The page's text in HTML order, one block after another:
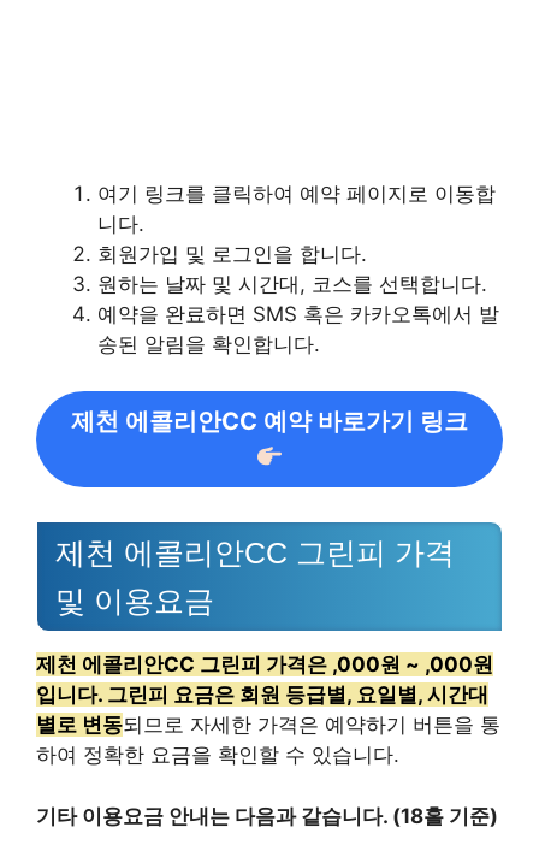
여기 링크를 클릭하여 예약 페이지로 이동합
니다.
회원가입 및 로그인을 합니다.
원하는 날짜 및 시간대, 코스를 선택합니다.
예약을 완료하면 SMS 혹은 카카오톡에서 발
송된 알림을 확인합니다.
제천 에콜리안CC 예약 바로가기 링크
제천 에콜리안CC 그린피 가격
및 이용요금
제천 에콜리안CC 그린피 가격은 ,000원 ~ ,000원
입니다. 그린피 요금은 회원 등급별, 요일별, 시간대
별로 변동되므로 자세한 가격은 예약하기 버튼을 통
하여 정확한 요금을 확인할 수 있습니다.
기타 이용요금 안내는 다음과 같습니다. (18홀 기준)